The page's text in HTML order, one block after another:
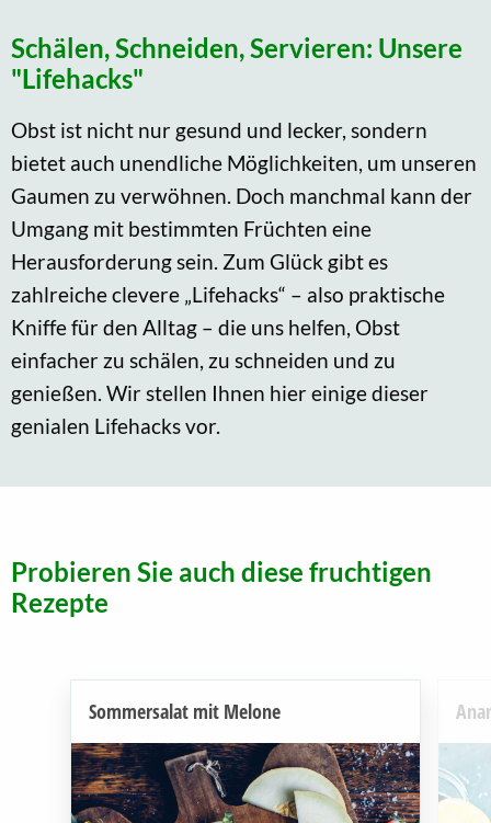
Schälen, Schneiden, Servieren: Unsere
"Lifehacks"
Obst ist nicht nur gesund und lecker, sondern
bietet auch unendliche Möglichkeiten, um unseren
Gaumen zu verwöhnen. Doch manchmal kann der
Umgang mit bestimmten Früchten eine
Herausforderung sein. Zum Glück gibt es
zahlreiche clevere „Lifehacks“ – also praktische
Kniffe für den Alltag – die uns helfen, Obst
einfacher zu schälen, zu schneiden und zu
genießen. Wir stellen Ihnen hier einige dieser
genialen Lifehacks vor.
Probieren Sie auch diese fruchtigen
Rezepte
Sommersalat mit Melone